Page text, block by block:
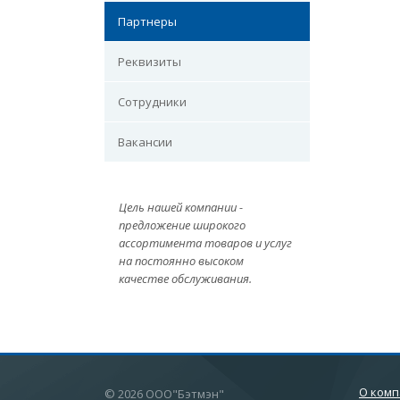
Партнеры
Реквизиты
Сотрудники
Вакансии
Цель нашей компании -
предложение широкого
ассортимента товаров и услуг
на постоянно высоком
качестве обслуживания.
© 2026 ООО"Бэтмэн" О